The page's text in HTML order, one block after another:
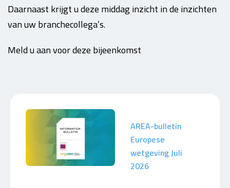
Daarnaast krijgt u deze middag inzicht in de inzichten
van uw branchecollega’s.
Meld u aan voor deze bijeenkomst
AREA-bulletin
Europese
wetgeving Juli
2026